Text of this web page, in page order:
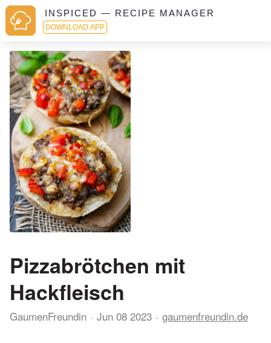
INSPICED — RECIPE MANAGER
DOWNLOAD APP
Pizzabrötchen mit
Hackfleisch
GaumenFreundin Jun 08 2023 gaumenfreundin.de